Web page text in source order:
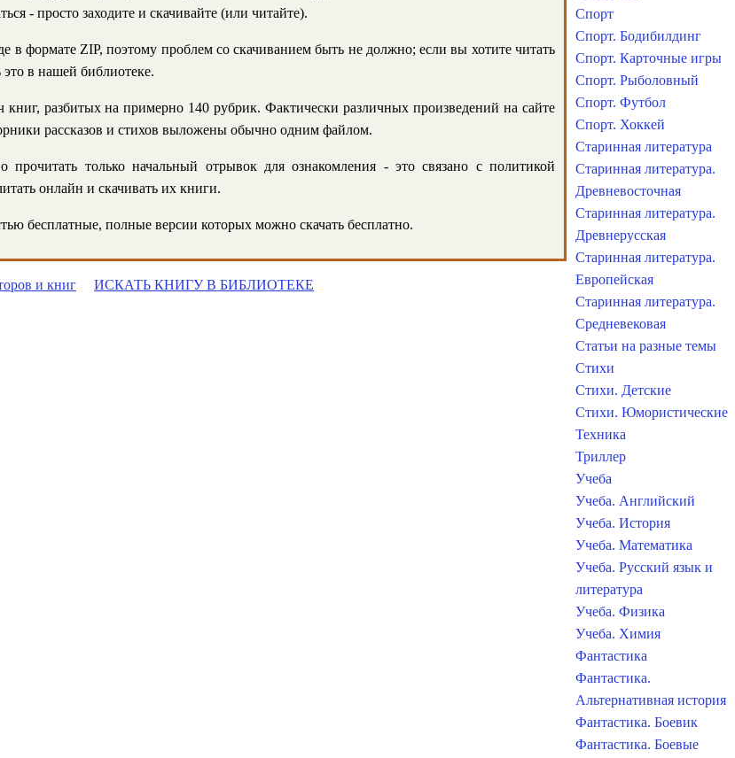
- просто заходите и скачивайте (или читайте).
в формате ZIP, поэтому проблем со скачиванием быть не должно; если вы хотите читать
в нашей библиотеке.
разбитых на примерно 140 рубрик. Фактически различных произведений на сайте
рассказов и стихов выложены обычно одним файлом.
только начальный отрывок для ознакомления - это связано с политикой
онлайн и скачивать их книги.
бесплатные, полные версии которых можно скачать бесплатно.
и книг ИСКАТЬ КНИГУ В БИБЛИОТЕКЕ
Спорт
Спорт. Бодибилдинг
Спорт. Карточные игры
Спорт. Рыболовный
Спорт. Футбол
Спорт. Хоккей
Старинная литература
Старинная литература.
Древневосточная
Старинная литература.
Древнерусская
Старинная литература.
Европейская
Старинная литература.
Средневековая
Статьи на разные темы
Стихи
Стихи. Детские
Стихи. Юмористические
Техника
Триллер
Учеба
Учеба. Английский
Учеба. История
Учеба. Математика
Учеба. Русский язык и
литература
Учеба. Физика
Учеба. Химия
Фантастика
Фантастика.
Альтернативная история
Фантастика. Боевик
Фантастика. Боевые